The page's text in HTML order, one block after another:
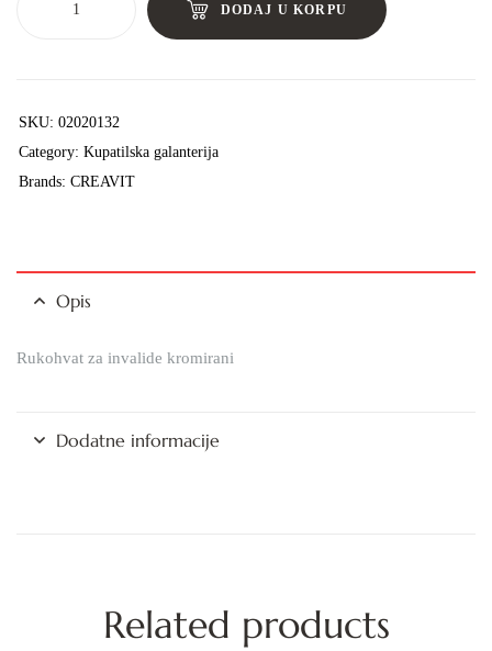
DODAJ U KORPU
SKU: 02020132
Category: Kupatilska galanterija
Brands: CREAVIT
Opis
Rukohvat za invalide kromirani
Dodatne informacije
Related products